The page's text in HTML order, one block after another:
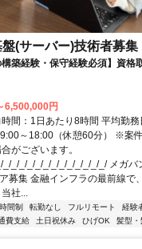
(サーバー)技術者募集
構築経験・保守経験必須】資格
6,500,000円
間：1日あたり8時間 平均勤
～18:00（休憩60分） ※案
がございます。
_/_/_/_/_/_/_/_/_/_/_/_/ メガバ
募集 金融インフラの最前線で
社...
間制 転勤なし フルリモート 経験
費支給 土日祝休み ひげOK 髪型・